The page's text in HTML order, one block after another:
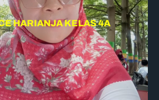
HARIANJA KELAS 4A